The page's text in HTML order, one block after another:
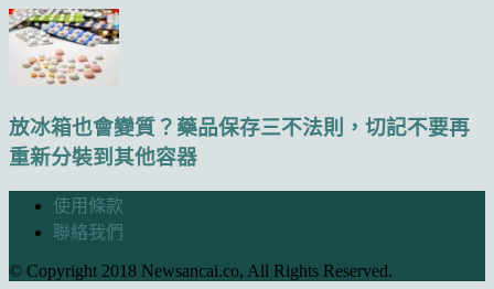
放冰箱也會變質？藥品保存三不法則，切記不要再
重新分裝到其他容器
使用條款
聯絡我們
© Copyright 2018 Newsancai.co, All Rights Reserved.